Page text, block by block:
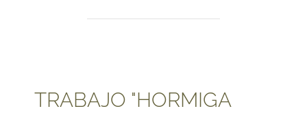
TRABAJO "HORMIGA